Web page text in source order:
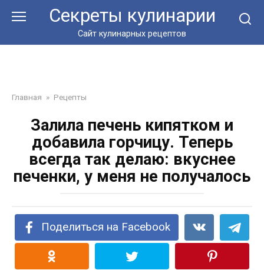
Секреты кулинарии
Сайт кулинарных рецептов
Главная » Рецепты
Залила печень кипятком и
добавила горчицу. Теперь
всегда так делаю: вкуснее
печенки, у меня не получалось
Поделиться на Facebook